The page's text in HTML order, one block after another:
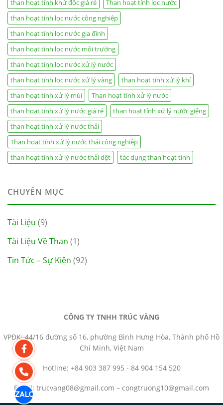
than hoạt tính khử độc giá rẻ
Than hoạt tính lọc nước
than hoạt tính lọc nước công nghiệp
than hoạt tính lọc nước gia đình
than hoạt tính lọc nước môi trường
than hoạt tính lọc nước xử lý nước
than hoạt tính lọc nước xử lý vàng
than hoạt tính xử lý khí
than hoạt tính xử lý mùi
Than hoạt tính xử lý nước
than hoạt tính xử lý nước giá rẻ
than hoạt tính xử lý nước giếng
than hoạt tính xử lý nước thải
Than hoạt tính xử lý nước thải công nghiệp
than hoạt tính xử lý nước thải dệt
tác dụng than hoạt tính
CHUYÊN MỤC
Tài Liệu (9)
Tài Liệu Về Than (1)
Tin Tức – Sự Kiện (92)
CÔNG TY TNHH TRÚC VÀNG
VPĐK: 44/16 đường số 16, phường Bình Hưng Hòa, Thành phố Hồ
Chí Minh, Việt Nam
Hotline: +84 903 387 995 - 84 904 154 520
Email: trucvang08@gmail.com – congtruong10@gmail.com